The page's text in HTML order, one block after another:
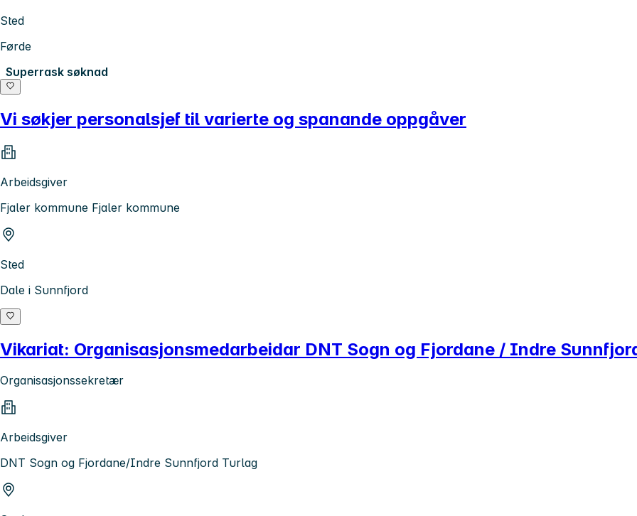
Sted
Førde
Superrask søknad
Vi søkjer personalsjef til varierte og spanande oppgåver
Arbeidsgiver
Fjaler kommune Fjaler kommune
Sted
Dale i Sunnfjord
Vikariat: Organisasjonsmedarbeidar DNT Sogn og Fjordane / Indre
Organisasjonssekretær
Arbeidsgiver
DNT Sogn og Fjordane/Indre Sunnfjord Turlag